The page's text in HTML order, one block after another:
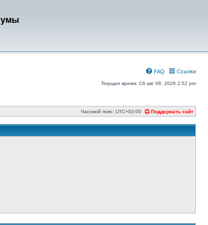
Ссылки
FAQ
Текущее время: Сб авг 08, 2026 2:52 pm
Поддержать сайт
Часовой пояс: UTC+03:00